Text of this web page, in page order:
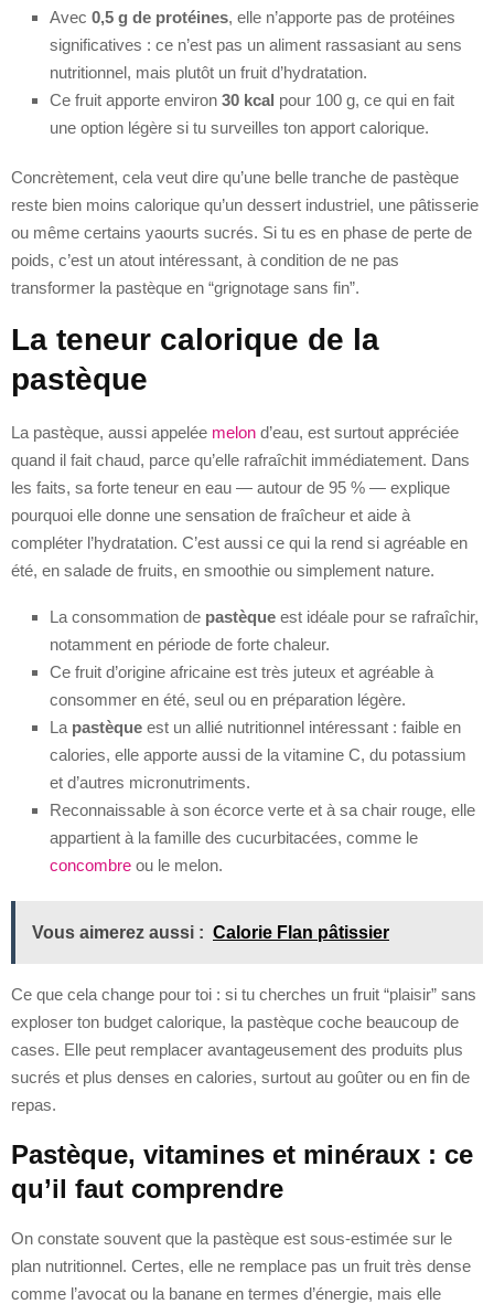
Avec 0,5 g de protéines, elle n’apporte pas de protéines
significatives : ce n’est pas un aliment rassasiant au sens
nutritionnel, mais plutôt un fruit d’hydratation.
Ce fruit apporte environ 30 kcal pour 100 g, ce qui en fait
une option légère si tu surveilles ton apport calorique.
Concrètement, cela veut dire qu’une belle tranche de pastèque
reste bien moins calorique qu’un dessert industriel, une pâtisserie
ou même certains yaourts sucrés. Si tu es en phase de perte de
poids, c’est un atout intéressant, à condition de ne pas
transformer la pastèque en “grignotage sans fin”.
La teneur calorique de la
pastèque
La pastèque, aussi appelée melon d’eau, est surtout appréciée
quand il fait chaud, parce qu’elle rafraîchit immédiatement. Dans
les faits, sa forte teneur en eau — autour de 95 % — explique
pourquoi elle donne une sensation de fraîcheur et aide à
compléter l’hydratation. C’est aussi ce qui la rend si agréable en
été, en salade de fruits, en smoothie ou simplement nature.
La consommation de pastèque est idéale pour se rafraîchir,
notamment en période de forte chaleur.
Ce fruit d’origine africaine est très juteux et agréable à
consommer en été, seul ou en préparation légère.
La pastèque est un allié nutritionnel intéressant : faible en
calories, elle apporte aussi de la vitamine C, du potassium
et d’autres micronutriments.
Reconnaissable à son écorce verte et à sa chair rouge, elle
appartient à la famille des cucurbitacées, comme le
concombre ou le melon.
Vous aimerez aussi : Calorie Flan pâtissier
Ce que cela change pour toi : si tu cherches un fruit “plaisir” sans
exploser ton budget calorique, la pastèque coche beaucoup de
cases. Elle peut remplacer avantageusement des produits plus
sucrés et plus denses en calories, surtout au goûter ou en fin de
repas.
Pastèque, vitamines et minéraux : ce
qu’il faut comprendre
On constate souvent que la pastèque est sous-estimée sur le
plan nutritionnel. Certes, elle ne remplace pas un fruit très dense
comme l’avocat ou la banane en termes d’énergie, mais elle